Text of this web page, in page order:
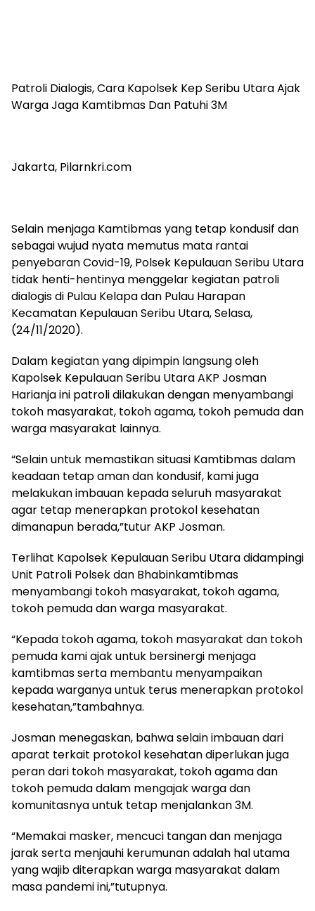
Patroli Dialogis, Cara Kapolsek Kep Seribu Utara Ajak
Warga Jaga Kamtibmas Dan Patuhi 3M
Jakarta, Pilarnkri.com
Selain menjaga Kamtibmas yang tetap kondusif dan
sebagai wujud nyata memutus mata rantai
penyebaran Covid-19, Polsek Kepulauan Seribu Utara
tidak henti-hentinya menggelar kegiatan patroli
dialogis di Pulau Kelapa dan Pulau Harapan
Kecamatan Kepulauan Seribu Utara, Selasa,
(24/11/2020).
Dalam kegiatan yang dipimpin langsung oleh
Kapolsek Kepulauan Seribu Utara AKP Josman
Harianja ini patroli dilakukan dengan menyambangi
tokoh masyarakat, tokoh agama, tokoh pemuda dan
warga masyarakat lainnya.
“Selain untuk memastikan situasi Kamtibmas dalam
keadaan tetap aman dan kondusif, kami juga
melakukan imbauan kepada seluruh masyarakat
agar tetap menerapkan protokol kesehatan
dimanapun berada,”tutur AKP Josman.
Terlihat Kapolsek Kepulauan Seribu Utara didampingi
Unit Patroli Polsek dan Bhabinkamtibmas
menyambangi tokoh masyarakat, tokoh agama,
tokoh pemuda dan warga masyarakat.
“Kepada tokoh agama, tokoh masyarakat dan tokoh
pemuda kami ajak untuk bersinergi menjaga
kamtibmas serta membantu menyampaikan
kepada warganya untuk terus menerapkan protokol
kesehatan,”tambahnya.
Josman menegaskan, bahwa selain imbauan dari
aparat terkait protokol kesehatan diperlukan juga
peran dari tokoh masyarakat, tokoh agama dan
tokoh pemuda dalam mengajak warga dan
komunitasnya untuk tetap menjalankan 3M.
“Memakai masker, mencuci tangan dan menjaga
jarak serta menjauhi kerumunan adalah hal utama
yang wajib diterapkan warga masyarakat dalam
masa pandemi ini,”tutupnya.